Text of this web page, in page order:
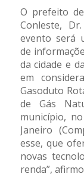
O prefeito
Conleste,
evento será
de
da cidade e
em
Gasoduto
de Gás
município,
Janeiro
esse, que
novas
renda”,